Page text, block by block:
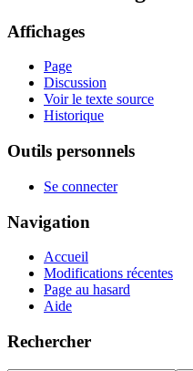
Affichages
Page
Discussion
Voir le texte source
Historique
Outils personnels
Se connecter
Navigation
Accueil
Modifications récentes
Page au hasard
Aide
Rechercher